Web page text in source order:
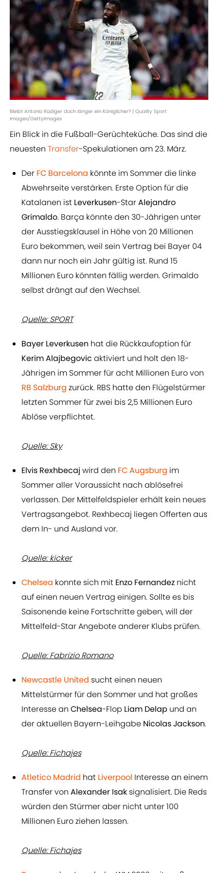
Bleibt Antonio Rüdiger doch länger ein Königlicher? | Quality Sport
Images/GettyImages
Ein Blick in die Fußball-Gerüchteküche. Das sind die
neuesten Transfer-Spekulationen am 23. März.
Der FC Barcelona könnte im Sommer die linke
Abwehrseite verstärken. Erste Option für die
Katalanen ist Leverkusen-StarAlejandro
Grimaldo. Barça könnte den 30-Jährigen unter
der Ausstiegsklausel in Höhe von 20 Millionen
Euro bekommen, weil sein Vertrag bei Bayer 04
dann nur noch ein Jahr gültig ist. Rund 15
Millionen Euro könnten fällig werden. Grimaldo
selbst drängt auf den Wechsel.
Quelle: SPORT
Bayer Leverkusen hat die Rückkaufoption für
Kerim Alajbegovic aktiviert und holt den 18-
Jährigen im Sommer für acht Millionen Euro von
RB Salzburg zurück. RBS hatte den Flügelstürmer
letzten Sommer für zwei bis 2,5 Millionen Euro
Ablöse verpflichtet.
Quelle: Sky
Elvis Rexhbecaj wird den FC Augsburg im
Sommer aller Voraussicht nach ablösefrei
verlassen. Der Mittelfeldspieler erhält kein neues
Vertragsangebot. Rexhbecaj liegen Offerten aus
dem In- und Ausland vor.
Quelle: kicker
Chelsea konnte sich mit Enzo Fernandez nicht
auf einen neuen Vertrag einigen. Sollte es bis
Saisonende keine Fortschritte geben, will der
Mittelfeld-Star Angebote anderer Klubs prüfen.
Quelle: Fabrizio Romano
Newcastle United sucht einen neuen
Mittelstürmer für den Sommer und hat großes
Interesse an Chelsea-Flop Liam Delap und an
der aktuellen Bayern-Leihgabe Nicolas Jackson.
Quelle: Fichajes
Atletico Madrid hat Liverpool Interesse an einem
Transfer von Alexander Isak signalisiert. Die Reds
würden den Stürmer aber nicht unter 100
Millionen Euro ziehen lassen.
Quelle: Fichajes